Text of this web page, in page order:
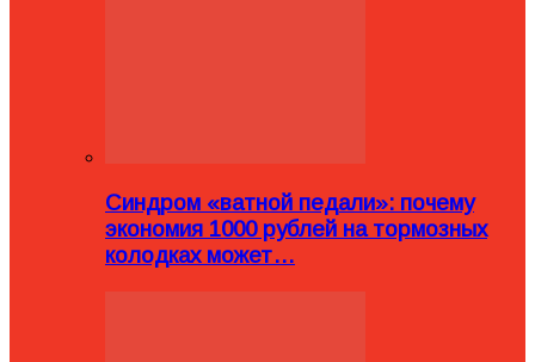
Синдром «ватной педали»: почему
экономия 1000 рублей на тормозных
колодках может…